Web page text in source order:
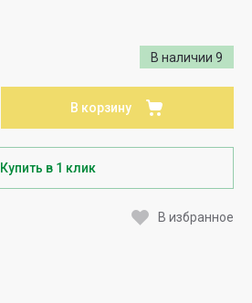
В наличии 9
В корзину
Купить в 1 клик
В избранное